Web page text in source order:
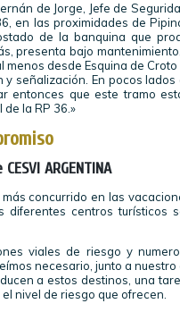
de Jorge, Jefe de
en las proximidades de
de la banquina que
presenta bajo
menos desde Esquina de
señalización. En pocos
entonces que este tramo
la RP 36.»
ARGENTINA
concurrido en las
diferentes centros turísticos
viales de riesgo y
necesario, junto a
a estos destinos, una
nivel de riesgo que ofrecen.